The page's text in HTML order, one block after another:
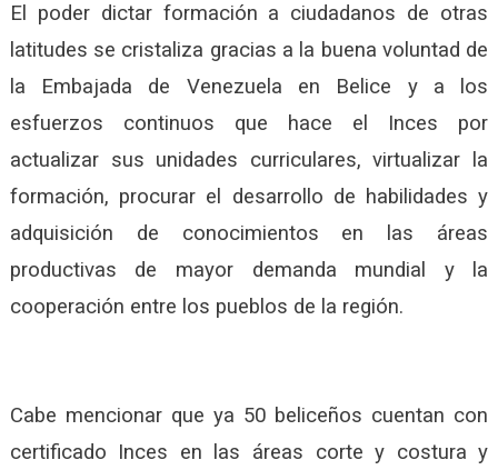
El poder dictar formación a ciudadanos de otras
latitudes se cristaliza gracias a la buena voluntad de
la Embajada de Venezuela en Belice y a los
esfuerzos continuos que hace el Inces por
actualizar sus unidades curriculares, virtualizar la
formación, procurar el desarrollo de habilidades y
adquisición de conocimientos en las áreas
productivas de mayor demanda mundial y la
cooperación entre los pueblos de la región.
Cabe mencionar que ya 50 beliceños cuentan con
certificado Inces en las áreas corte y costura y